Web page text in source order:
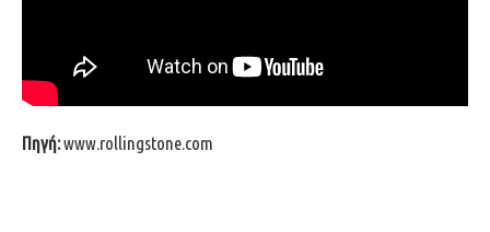
Πηγή:www.rollingstone.com